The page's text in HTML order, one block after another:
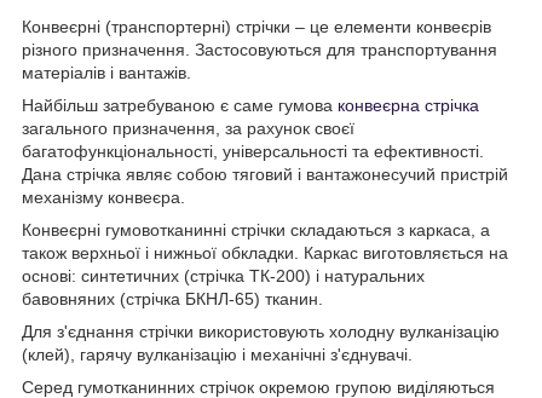
Конвеєрні (транспортерні) стрічки – це елементи конвеєрів
різного призначення. Застосовуються для транспортування
матеріалів і вантажів.
Найбільш затребуваною є саме гумова конвеєрна стрічка
загального призначення, за рахунок своєї
багатофункціональності, універсальності та ефективності.
Дана стрічка являє собою тяговий і вантажонесучий пристрій
механізму конвеєра.
Конвеєрні гумовотканинні стрічки складаються з каркаса, а
також верхньої і нижньої обкладки. Каркас виготовляється на
основі: синтетичних (стрічка ТК-200) і натуральних
бавовняних (стрічка БКНЛ-65) тканин.
Для з'єднання стрічки використовують холодну вулканізацію
(клей), гарячу вулканізацію і механічні з'єднувачі.
Серед гумотканинних стрічок окремою групою виділяються